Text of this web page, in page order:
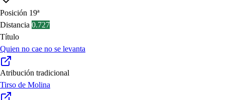
Posición 19ª
Distancia 0.727
Título
Quien no cae no se levanta
Atribución tradicional
Tirso de Molina